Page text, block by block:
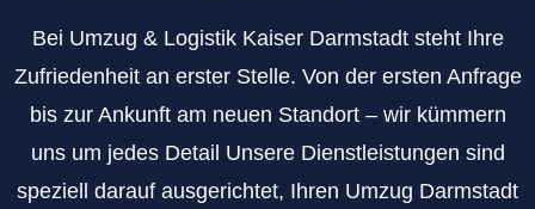
Bei Umzug & Logistik Kaiser Darmstadt steht Ihre
Zufriedenheit an erster Stelle. Von der ersten Anfrage
bis zur Ankunft am neuen Standort – wir kümmern
uns um jedes Detail Unsere Dienstleistungen sind
speziell darauf ausgerichtet, Ihren Umzug Darmstadt